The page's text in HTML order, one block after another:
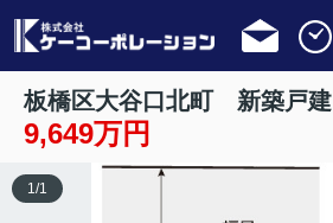
板橋区大谷口北町 新築戸建
9,649万円
1 /1